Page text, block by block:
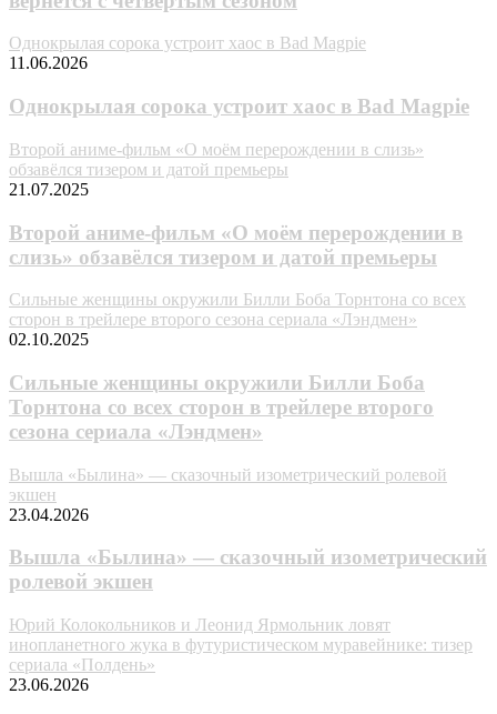
Однокрылая сорока устроит хаос в Bad Magpie
11.06.2026
Однокрылая сорока устроит хаос в Bad Magpie
Второй аниме-фильм «О моём перерождении в слизь»
обзавёлся тизером и датой премьеры
21.07.2025
Второй аниме-фильм «О моём перерождении в
слизь» обзавёлся тизером и датой премьеры
Сильные женщины окружили Билли Боба Торнтона со всех
сторон в трейлере второго сезона сериала «Лэндмен»
02.10.2025
Сильные женщины окружили Билли Боба
Торнтона со всех сторон в трейлере второго
сезона сериала «Лэндмен»
Вышла «Былина» — сказочный изометрический ролевой
экшен
23.04.2026
Вышла «Былина» — сказочный изометрический
ролевой экшен
Юрий Колокольников и Леонид Ярмольник ловят
инопланетного жука в футуристическом муравейнике: тизер
сериала «Полдень»
23.06.2026